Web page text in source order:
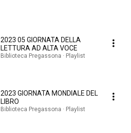
2023 05 GIORNATA DELLA
LETTURA AD ALTA VOCE
Biblioteca Pregassona · Playlist
2023 GIORNATA MONDIALE DEL
LIBRO
Biblioteca Pregassona · Playlist